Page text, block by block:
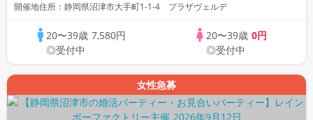
開催地住所：静岡県沼津市大手町1-1-4 プラザヴェルデ
20〜39歳 7,580円
◎受付中
20〜39歳 0円
◎受付中
女性急募